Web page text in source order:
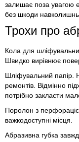
залишає поза увагою
без шкоди
Трохи про
Кола для
Швидко вирівнює
Шліфувальний папір.
ремонтів. Відмінно
потрібно закласти
Поролон з
важкодоступні місця.
Абразивна губка